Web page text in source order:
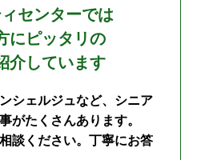
センターでは
にピッタリの
介しています
シェルジュなど、シニア
がたくさんあります。
談ください。丁寧にお答